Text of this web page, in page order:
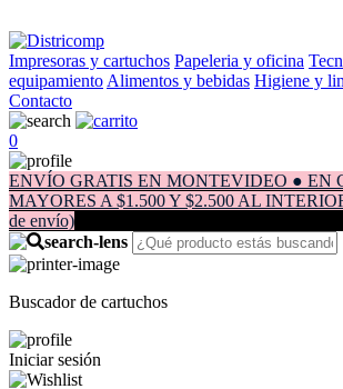
Impresoras y cartuchos Papeleria y oficina
equipamiento Alimentos y bebidas Higiene y
Contacto
0
ENVÍO GRATIS EN MONTEVIDEO ● EN
MAYORES A $1.500 Y $2.500 AL
de envío)
Buscador de cartuchos
Iniciar sesión